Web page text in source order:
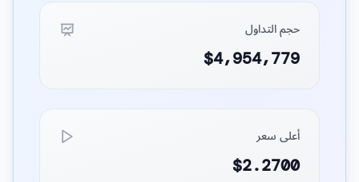
حجم التداول
$4,954,779
أعلى سعر
$2.2700